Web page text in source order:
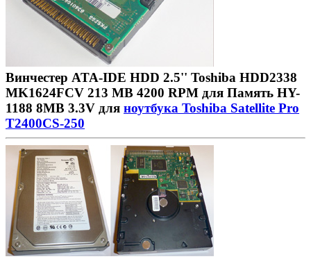
Винчестер ATA-IDE HDD 2.5'' Toshiba HDD2338
MK1624FCV 213 MB 4200 RPM для Память HY-
1188 8MB 3.3V для ноутбука Toshiba Satellite Pro
T2400CS-250